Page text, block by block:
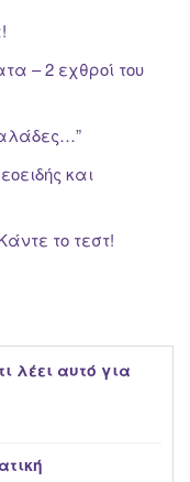
– 2 εχθροί του
και
το τεστ!
λέει αυτό για